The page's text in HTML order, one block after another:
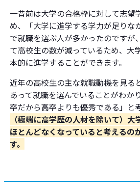
一昔前は大学の合格枠に対して志望
め、「大学に進学する学力が足りな
で就職を選ぶ人が多かったのですが
て高校生の数が減っているため、大
本的に進学することができます。
近年の高校生の主な就職動機を見る
あって就職を選んでいることがわか
卒だから高卒よりも優秀である」と
（極端に高学歴の人材を除いて） 大
ほとんどなくなっていると考えるの
す。